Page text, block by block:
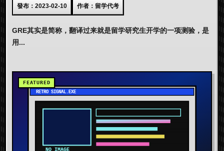
發布：2023-02-10 作者：留学代考
GRE其实是简称，翻译过来就是留学研究生开学的一项测验，是
用...